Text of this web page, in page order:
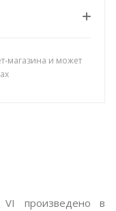
магазина и может
VI произведено в